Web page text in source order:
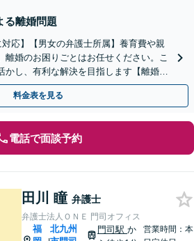
る離婚問題
対応】【男女の弁護士所属】養育費や親
離婚のお困りごとはお任せください。こ
かし、有利な解決を目指します【離婚・
日・夜間相談にも対応
料金表を見る
電話で面談予約
田川 瞳 弁護士
弁護士法人ＯＮＥ 門司オフィス
福
北九州
門司駅 か
営業時間：本